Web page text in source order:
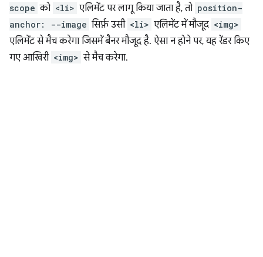
scope को <li> एलिमेंट पर लागू किया जाता है, तो position-
anchor: --image सिर्फ़ उसी <li> एलिमेंट में मौजूद <img>
एलिमेंट से मैच करेगा जिसमें बैनर मौजूद है. ऐसा न होने पर, यह रेंडर किए
गए आखिरी <img> से मैच करेगा.